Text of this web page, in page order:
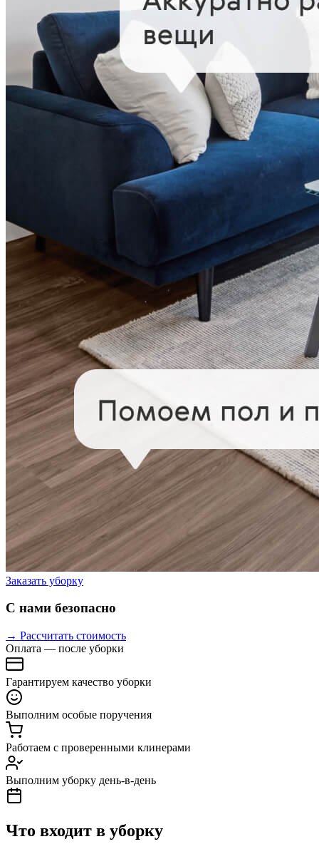
Заказать уборку
С нами безопасно
→ Рассчитать стоимость
Оплата — после уборки
Гарантируем качество уборки
Выполним особые поручения
Работаем с проверенными клинерами
Выполним уборку день-в-день
Что входит в уборку